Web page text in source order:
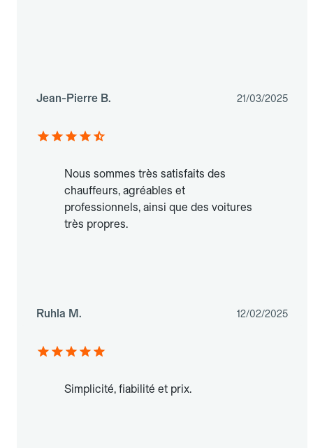
Jean-Pierre B. 21/03/2025
Nous sommes très satisfaits des
chauffeurs, agréables et
professionnels, ainsi que des voitures
très propres.
Ruhla M. 12/02/2025
Simplicité, fiabilité et prix.